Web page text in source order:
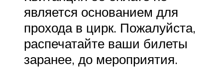
является основанием для
прохода в цирк. Пожалуйста,
распечатайте ваши билеты
заранее, до мероприятия.